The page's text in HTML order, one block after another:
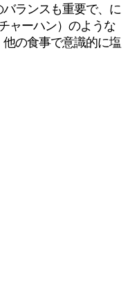
ランスも重要で、に
ャーハン）のような
の食事で意識的に塩